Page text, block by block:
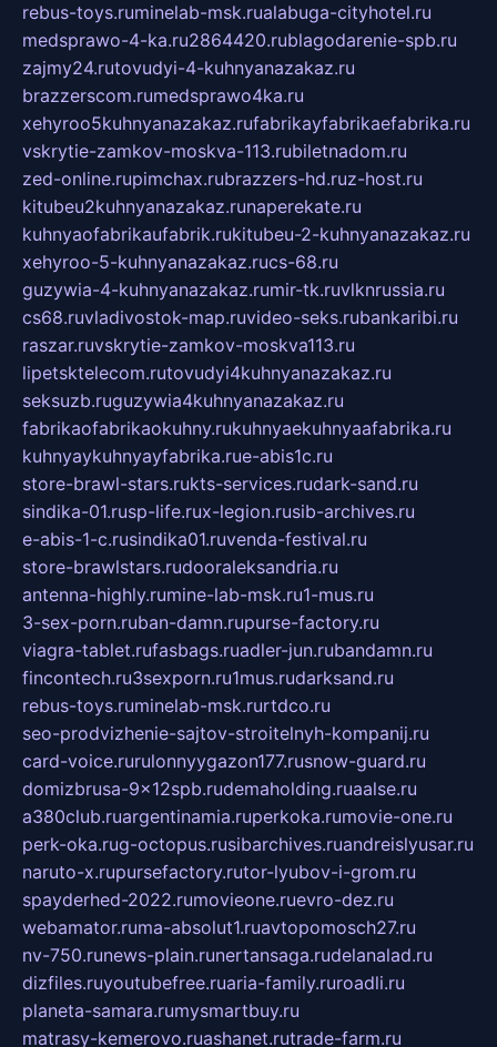
rebus-toys.ruminelab-msk.rualabuga-cityhotel.ru
medsprawo-4-ka.ru2864420.rublagodarenie-spb.ru
zajmy24.rutovudyi-4-kuhnyanazakaz.ru
brazzerscom.rumedsprawo4ka.ru
xehyroo5kuhnyanazakaz.rufabrikayfabrikaefabrika.ru
vskrytie-zamkov-moskva-113.rubiletnadom.ru
zed-online.rupimchax.rubrazzers-hd.ruz-host.ru
kitubeu2kuhnyanazakaz.runaperekate.ru
kuhnyaofabrikaufabrik.rukitubeu-2-kuhnyanazakaz.ru
xehyroo-5-kuhnyanazakaz.rucs-68.ru
guzywia-4-kuhnyanazakaz.rumir-tk.ruvlknrussia.ru
cs68.ruvladivostok-map.ruvideo-seks.rubankaribi.ru
raszar.ruvskrytie-zamkov-moskva113.ru
lipetsktelecom.rutovudyi4kuhnyanazakaz.ru
seksuzb.ruguzywia4kuhnyanazakaz.ru
fabrikaofabrikaokuhny.rukuhnyaekuhnyaafabrika.ru
kuhnyaykuhnyayfabrika.rue-abis1c.ru
store-brawl-stars.rukts-services.rudark-sand.ru
sindika-01.rusp-life.rux-legion.rusib-archives.ru
e-abis-1-c.rusindika01.ruvenda-festival.ru
store-brawlstars.rudooraleksandria.ru
antenna-highly.rumine-lab-msk.ru1-mus.ru
3-sex-porn.ruban-damn.rupurse-factory.ru
viagra-tablet.rufasbags.ruadler-jun.rubandamn.ru
fincontech.ru3sexporn.ru1mus.rudarksand.ru
rebus-toys.ruminelab-msk.rurtdco.ru
seo-prodvizhenie-sajtov-stroitelnyh-kompanij.ru
card-voice.rurulonnyygazon177.rusnow-guard.ru
domizbrusa-9x12spb.rudemaholding.ruaalse.ru
a380club.ruargentinamia.ruperkoka.rumovie-one.ru
perk-oka.rug-octopus.rusibarchives.ruandreislyusar.ru
naruto-x.rupursefactory.rutor-lyubov-i-grom.ru
spayderhed-2022.rumovieone.ruevro-dez.ru
webamator.ruma-absolut1.ruavtopomosch27.ru
nv-750.runews-plain.runertansaga.rudelanalad.ru
dizfiles.ruyoutubefree.ruaria-family.ruroadli.ru
planeta-samara.rumysmartbuy.ru
matrasy-kemerovo.ruashanet.rutrade-farm.ru